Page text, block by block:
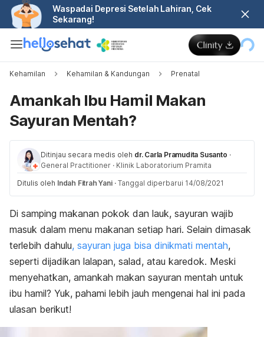
Waspadai Depresi Setelah Lahiran, Cek
Sekarang!
Kehamilan Kehamilan & Kandungan Prenatal
Amankah Ibu Hamil Makan
Sayuran Mentah?
Ditinjau secara medis oleh dr. Carla Pramudita Susanto ·
General Practitioner · Klinik Laboratorium Pramita
Ditulis oleh Indah Fitrah Yani · Tanggal diperbarui 14/08/2021
Di samping makanan pokok dan lauk, sayuran wajib
masuk dalam menu makanan setiap hari. Selain dimasak
terlebih dahulu, sayuran juga bisa dinikmati mentah,
seperti dijadikan lalapan, salad, atau karedok. Meski
menyehatkan, amankah makan sayuran mentah untuk
ibu hamil? Yuk, pahami lebih jauh mengenai hal ini pada
ulasan berikut!